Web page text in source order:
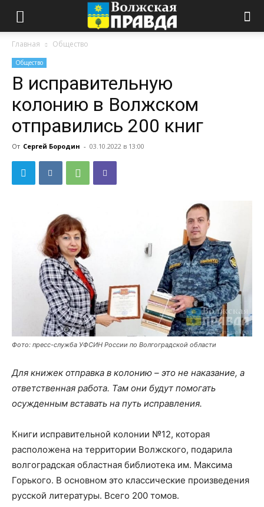
Главная Общество
Общество
В исправительную
колонию в Волжском
отправились 200 книг
От Сергей Бородин - 03.10.2022 в 13:00
Фото: пресс-служба УФСИН России по Волгоградской области
Для книжек отправка в колонию – это не наказание, а
ответственная работа. Там они будут помогать
осужденным вставать на путь исправления.
Книги исправительной колонии №12, которая
расположена на территории Волжского, подарила
волгоградская областная библиотека им. Максима
Горького. В основном это классические произведения
русской литературы. Всего 200 томов.